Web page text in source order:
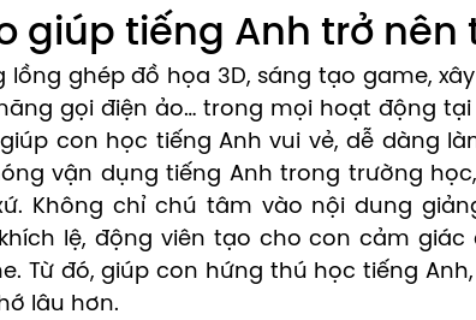
giúp tiếng Anh trở nên
lồng ghép đồ họa 3D, sáng tạo game,
gọi điện ảo… trong mọi hoạt động tại
con học tiếng Anh vui vẻ, dễ dàng
vận dụng tiếng Anh trong trường
Không chỉ chú tâm vào nội dung
lệ, động viên tạo cho con cảm
Từ đó, giúp con hứng thú học tiếng
lâu hơn.